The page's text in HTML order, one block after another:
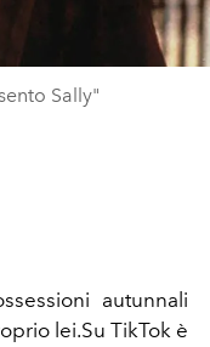
Sally"
autunnali
lei.Su TikTok è